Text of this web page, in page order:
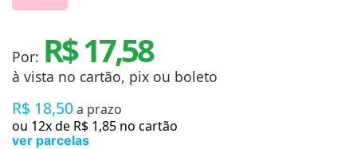
Por: R$ 17,58
à vista no cartão, pix ou boleto
R$ 18,50 a prazo
ou 12x de R$ 1,85 no cartão
ver parcelas